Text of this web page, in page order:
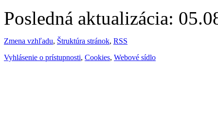
Posledná aktualizácia:
Zmena vzhľadu, Štruktúra stránok, RSS
Vyhlásenie o prístupnosti, Cookies, Webové sídlo